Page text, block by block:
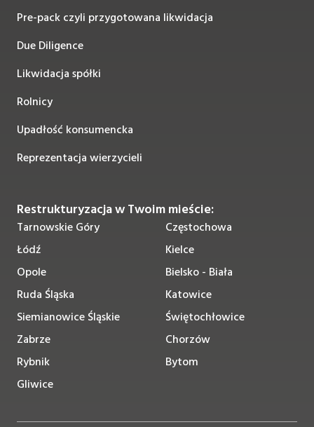
Pre-pack czyli przygotowana likwidacja
Due Diligence
Likwidacja spółki
Rolnicy
Upadłość konsumencka
Reprezentacja wierzycieli
Restrukturyzacja w Twoim mieście:
Tarnowskie Góry
Częstochowa
Łódź
Kielce
Opole
Bielsko - Biała
Ruda Śląska
Katowice
Siemianowice Śląskie
Świętochłowice
Zabrze
Chorzów
Rybnik
Bytom
Gliwice